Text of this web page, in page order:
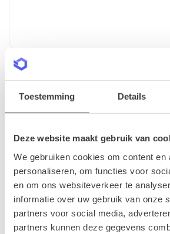
Toestemming Details
Deze website maakt gebruik van
We gebruiken cookies om content en
personaliseren, om functies voor
en om ons websiteverkeer te
informatie over uw gebruik van onze
partners voor social media,
partners kunnen deze gegevens
Persoonlijk
Elk bedrijf is uniek, dus leren
kennen voor een optimale